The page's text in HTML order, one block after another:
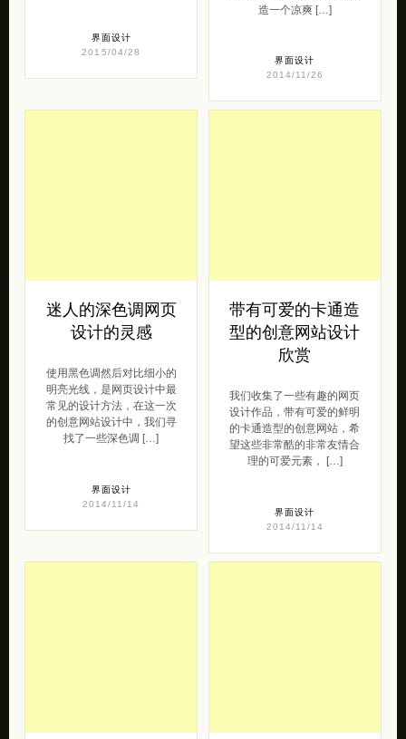
界面设计
2015/04/28
造一个凉爽 […]
界面设计
2014/11/26
迷人的深色调网页
设计的灵感
使用黑色调然后对比细小的
明亮光线，是网页设计中最
常见的设计方法，在这一次
的创意网站设计中，我们寻
找了一些深色调 […]
界面设计
2014/11/14
带有可爱的卡通造
型的创意网站设计
欣赏
我们收集了一些有趣的网页
设计作品，带有可爱的鲜明
的卡通造型的创意网站，希
望这些非常酷的非常友情合
理的可爱元素， […]
界面设计
2014/11/14